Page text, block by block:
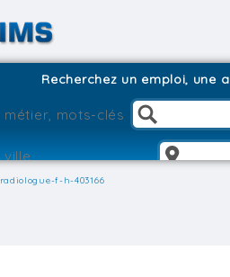
Recherchez un emploi, une
radiologue-f-h-403166